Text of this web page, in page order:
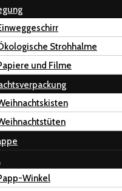
Strohhalme
und Filme
Winkel